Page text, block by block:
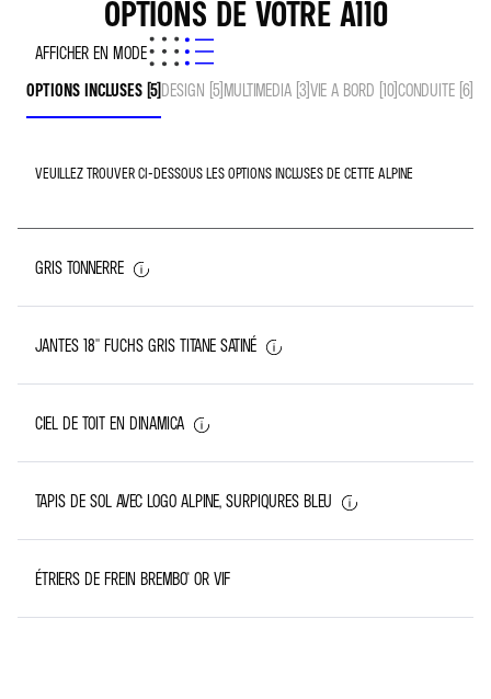
OPTIONS DE VOTRE A110
AFFICHER EN MODE
OPTIONS INCLUSES (5)DESIGN (5) MULTIMEDIA (3) VIE A BORD (10) CONDUITE (6)
VEUILLEZ TROUVER CI-DESSOUS LES OPTIONS INCLUSES DE CETTE ALPINE
GRIS TONNERRE
JANTES 18'' FUCHS GRIS TITANE SATINÉ
CIEL DE TOIT EN DINAMICA
TAPIS DE SOL AVEC LOGO ALPINE, SURPIQURES BLEU
ÉTRIERS DE FREIN BREMBO® OR VIF